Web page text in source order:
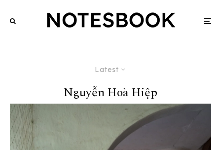
Latest
Nguyễn Hoà Hiệp